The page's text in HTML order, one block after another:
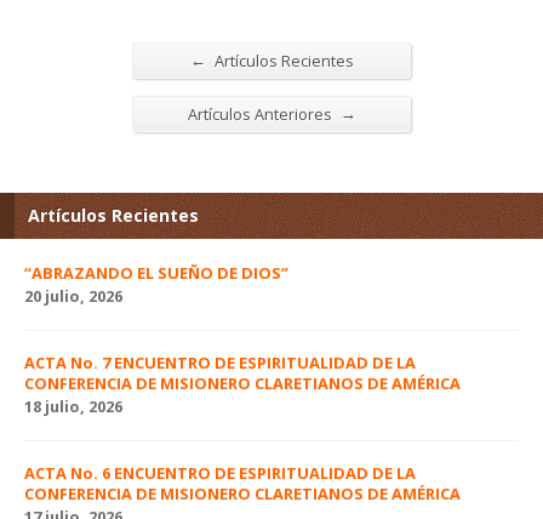
← Artículos Recientes
Artículos Anteriores →
Artículos Recientes
“ABRAZANDO EL SUEÑO DE DIOS”
20 julio, 2026
ACTA No. 7 ENCUENTRO DE ESPIRITUALIDAD DE LA
CONFERENCIA DE MISIONERO CLARETIANOS DE AMÉRICA
18 julio, 2026
ACTA No. 6 ENCUENTRO DE ESPIRITUALIDAD DE LA
CONFERENCIA DE MISIONERO CLARETIANOS DE AMÉRICA